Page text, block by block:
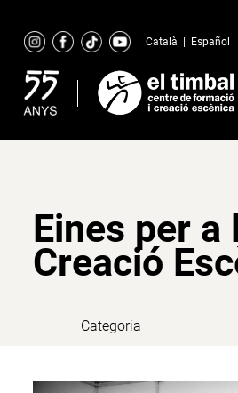
content
Català Español
Eines per a
Creació